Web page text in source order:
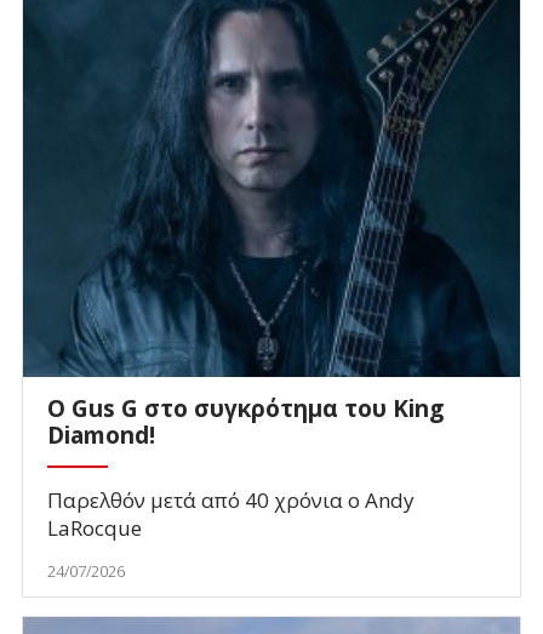
O Gus G στο συγκρότημα του King
Diamond!
Παρελθόν μετά από 40 χρόνια ο Andy
LaRocque
24/07/2026